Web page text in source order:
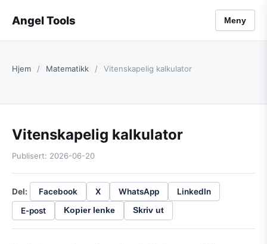
Angel Tools Meny
Hjem / Matematikk / Vitenskapelig kalkulator
Vitenskapelig kalkulator
Publisert: 2026-06-20
Del: Facebook X WhatsApp
LinkedIn
E-post
Kopier lenke Skriv ut